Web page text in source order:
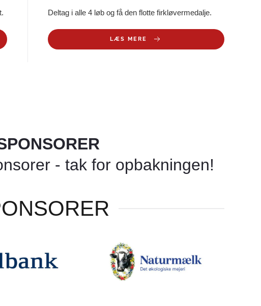
Deltag i alle 4 løb og få den flotte firkløvermedalje.
LÆS MERE
- tak for opbakningen!